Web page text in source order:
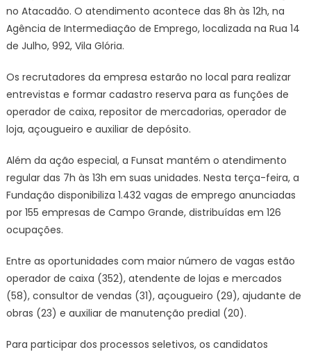
mil
vagas
feira
(3)
–
no Atacadão. O atendimento acontece das 8h às 12h, na
Agência de Intermediação de Emprego, localizada na Rua 14
de Julho, 992, Vila Glória.
Os recrutadores da empresa estarão no local para realizar
entrevistas e formar cadastro reserva para as funções de
operador de caixa, repositor de mercadorias, operador de
loja, açougueiro e auxiliar de depósito.
Além da ação especial, a Funsat mantém o atendimento
regular das 7h às 13h em suas unidades. Nesta terça-feira, a
Fundação disponibiliza 1.432 vagas de emprego anunciadas
por 155 empresas de Campo Grande, distribuídas em 126
ocupações.
Entre as oportunidades com maior número de vagas estão
operador de caixa (352), atendente de lojas e mercados
(58), consultor de vendas (31), açougueiro (29), ajudante de
obras (23) e auxiliar de manutenção predial (20).
Para participar dos processos seletivos, os candidatos